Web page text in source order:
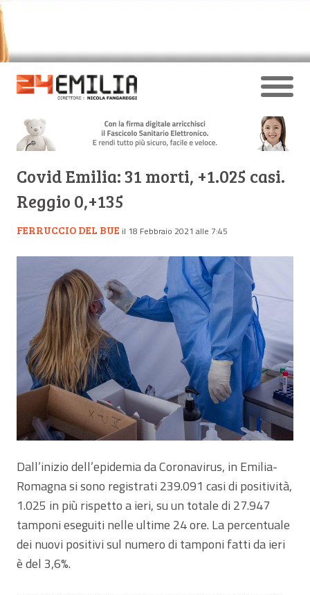
Covid Emilia: 31 morti, +1.025 casi.
Reggio 0,+135
FERRUCCIO DEL BUE il 18 Febbraio 2021 alle 7:45
Dall’inizio dell’epidemia da Coronavirus, in Emilia-
Romagna si sono registrati 239.091 casi di positività,
1.025 in più rispetto a ieri, su un totale di 27.947
tamponi eseguiti nelle ultime 24 ore. La percentuale
dei nuovi positivi sul numero di tamponi fatti da ieri
è del 3,6%.